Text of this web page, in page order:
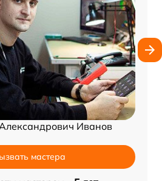
Иванов
мастера